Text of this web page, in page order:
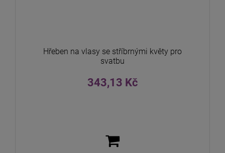
Hřeben na vlasy se stříbrnými květy pro
svatbu
343,13 Kč